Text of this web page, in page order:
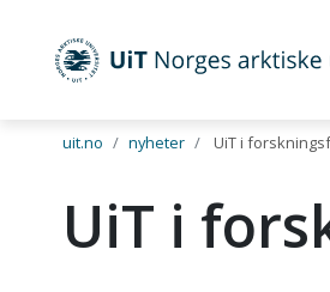
Gå til hovedinnhold
UiT Norges arktiske
uit.no nyheter UiT i
UiT i